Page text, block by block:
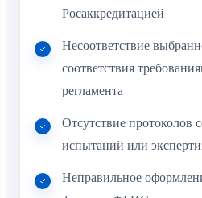
Росаккредитацией
Несоответствие
соответствия
регламента
Отсутствие протоколов
испытаний или
Неправильное